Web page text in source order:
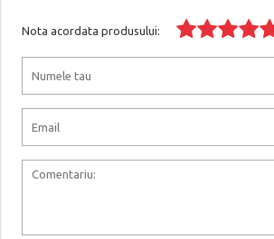
Nota acordata produsului: